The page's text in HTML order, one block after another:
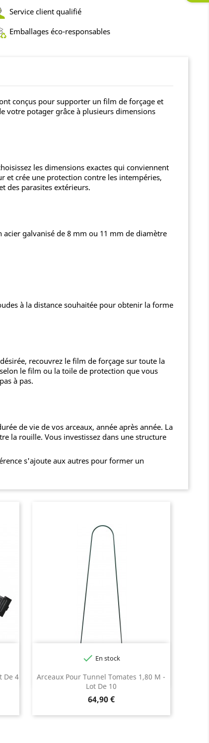
Service client qualifié
Emballages éco-responsables
conçus pour supporter un film de forçage et
votre potager grâce à plusieurs dimensions
les dimensions exactes qui conviennent
et crée une protection contre les intempéries,
des parasites extérieurs.
galvanisé de 8 mm ou 11 mm de diamètre
à la distance souhaitée pour obtenir la forme
recouvrez le film de forçage sur toute la
le film ou la toile de protection que vous
à pas.
de vie de vos arceaux, année après année. La
la rouille. Vous investissez dans une structure
s'ajoute aux autres pour former un
De 4
Arceaux Pour Tunnel Tomates 1,80 M -
Lot De 10
Prix
64,90 €
 En stock